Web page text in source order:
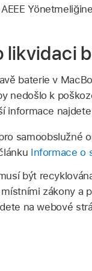
likvidaci
baterie v
nedošlo k
informace
samoobslužné
Informace o
být
zákony a
na webové